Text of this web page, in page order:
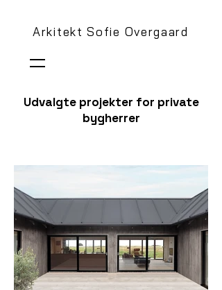
Arkitekt Sofie Overgaard
Udvalgte projekter for private
bygherrer